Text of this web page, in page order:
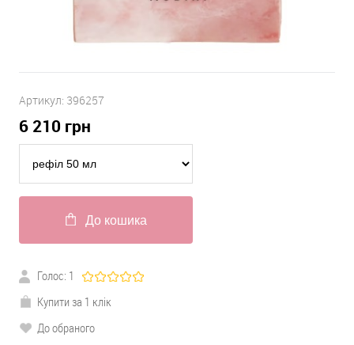
Артикул: 396257
6 210 грн
До кошика
Голос: 1
Купити за 1 клік
До обраного